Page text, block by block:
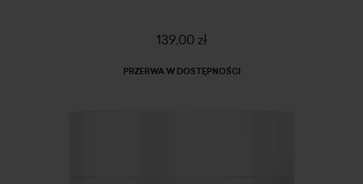
139,00 zł
PRZERWA W DOSTĘPNOŚCI